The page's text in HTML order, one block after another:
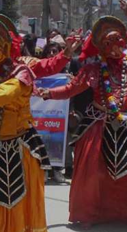
Camera को निगरानीमा हुनुहुन्छ ।